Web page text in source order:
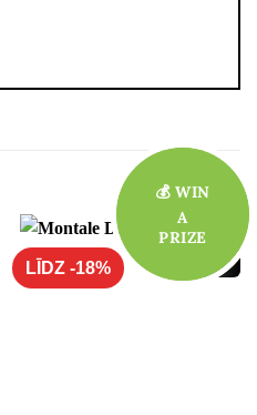
TOP
LĪDZ -18%
💰 WIN
A
PRIZE
💰 WIN
A
PRIZE